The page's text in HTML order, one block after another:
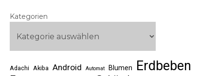
Kategorien
Adachi Akiba Android Automat Blumen Erdbeben